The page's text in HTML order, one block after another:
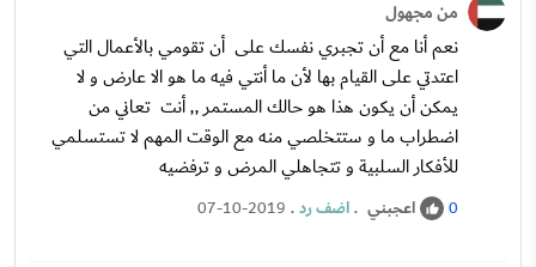
من مجهول
نعم أنا مع أن تجبري نفسك على أن تقومي بالأعمال التي
اعتدتي على القيام بها لأن ما أنتي فيه ما هو الا عارض و لا
يمكن أن يكون هذا هو حالك المستمر ,, أنت تعاني من
اضطراب ما و ستتخلصي منه مع الوقت المهم لا تستسلمي
للأفكار السلبية و تتجاهلي المرض و ترفضيه
0 اعجبني .اضف رد.
07-10-2019